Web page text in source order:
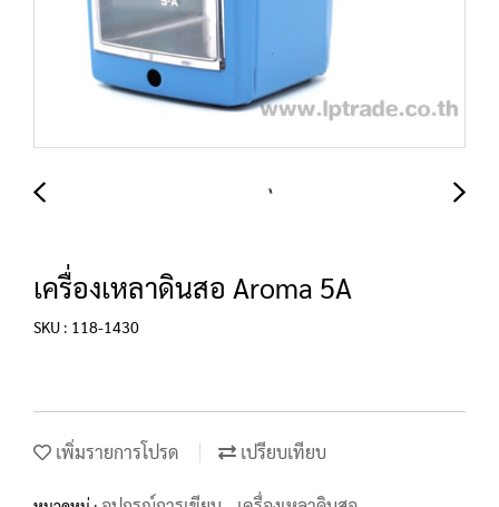
เครื่องเหลาดินสอ Aroma 5A
SKU : 118-1430
เพิ่มรายการโปรด เปรียบเทียบ